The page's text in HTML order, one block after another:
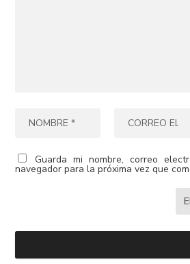
Guarda mi nombre, correo
navegador para la próxima vez que